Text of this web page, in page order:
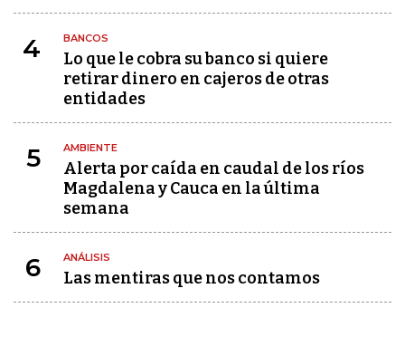
4 BANCOS
Lo que le cobra su banco si quiere
retirar dinero en cajeros de otras
entidades
5 AMBIENTE
Alerta por caída en caudal de los ríos
Magdalena y Cauca en la última
semana
6 ANÁLISIS
Las mentiras que nos contamos